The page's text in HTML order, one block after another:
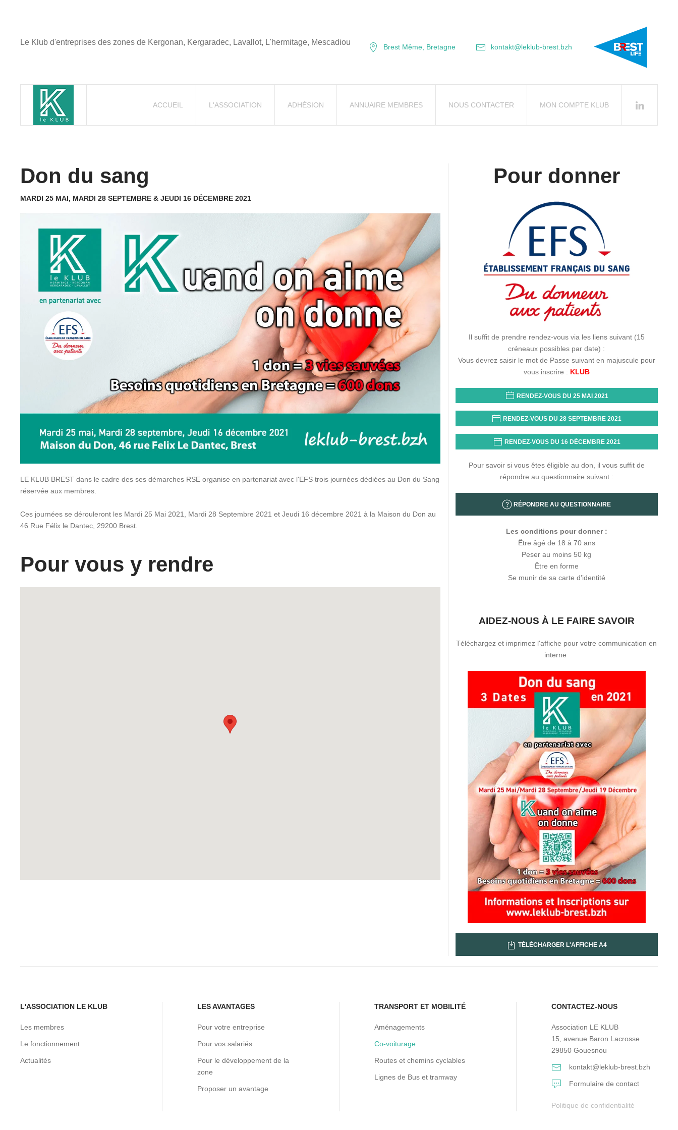
Le Klub d'entreprises des zones de Kergonan, Kergaradec, Lavallot, L'hermitage, Mescadiou
Brest Même, Bretagne kontakt@leklub-brest.bzh
ACCUEIL L'ASSOCIATION ADHÉSION ANNUAIRE MEMBRES NOUS CONTACTER MON COMPTE KLUB
Don du sang
MARDI 25 MAI, MARDI 28 SEPTEMBRE & JEUDI 16 DÉCEMBRE 2021
LE KLUB BREST dans le cadre des ses démarches RSE organise en partenariat avec l'EFS trois journées dédiées au Don du Sang
réservée aux membres.
Ces journées se dérouleront les Mardi 25 Mai 2021, Mardi 28 Septembre 2021 et Jeudi 16 décembre 2021 à la Maison du Don au
46 Rue Félix le Dantec, 29200 Brest.
Pour vous y rendre
Pour donner
Il suffit de prendre rendez-vous via les liens suivant (15
créneaux possibles par date) :
Vous devrez saisir le mot de Passe suivant en majuscule pour
vous inscrire : KLUB
RENDEZ-VOUS DU 25 MAI 2021
RENDEZ-VOUS DU 28 SEPTEMBRE 2021
RENDEZ-VOUS DU 16 DÉCEMBRE 2021
Pour savoir si vous êtes éligible au don, il vous suffit de
répondre au questionnaire suivant :
RÉPONDRE AU QUESTIONNAIRE
Les conditions pour donner :
Être âgé de 18 à 70 ans
Peser au moins 50 kg
Être en forme
Se munir de sa carte d'identité
AIDEZ-NOUS À LE FAIRE SAVOIR
Téléchargez et imprimez l'affiche pour votre communication en
interne
TÉLÉCHARGER L'AFFICHE A4
L'ASSOCIATION LE KLUB
Les membres
Le fonctionnement
Actualités
LES AVANTAGES
Pour votre entreprise
Pour vos salariés
Pour le développement de la
zone
Proposer un avantage
TRANSPORT ET MOBILITÉ
Aménagements
Co-voiturage
Routes et chemins cyclables
Lignes de Bus et tramway
CONTACTEZ-NOUS
Association LE KLUB
15, avenue Baron Lacrosse
29850 Gouesnou
kontakt@leklub-brest.bzh
Formulaire de contact
Politique de confidentialité